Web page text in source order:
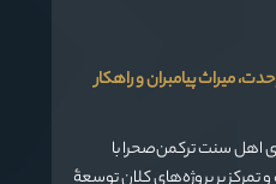
میراث پیامبران و راهکار
اهل سنت ترکمن‌صحرا با